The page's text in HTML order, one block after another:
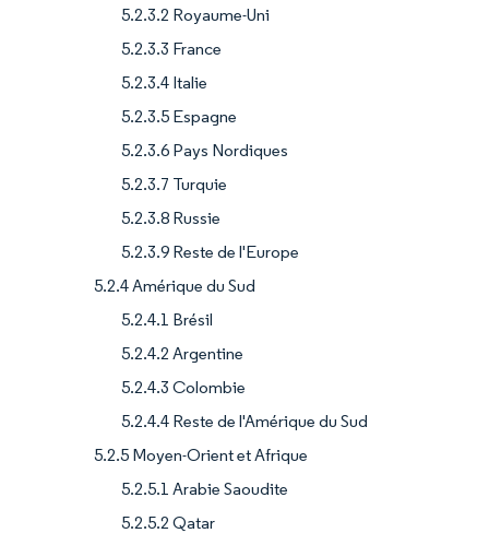
5.2.3.2 Royaume-Uni
5.2.3.3 France
5.2.3.4 Italie
5.2.3.5 Espagne
5.2.3.6 Pays Nordiques
5.2.3.7 Turquie
5.2.3.8 Russie
5.2.3.9 Reste de l'Europe
5.2.4 Amérique du Sud
5.2.4.1 Brésil
5.2.4.2 Argentine
5.2.4.3 Colombie
5.2.4.4 Reste de l'Amérique du Sud
5.2.5 Moyen-Orient et Afrique
5.2.5.1 Arabie Saoudite
5.2.5.2 Qatar